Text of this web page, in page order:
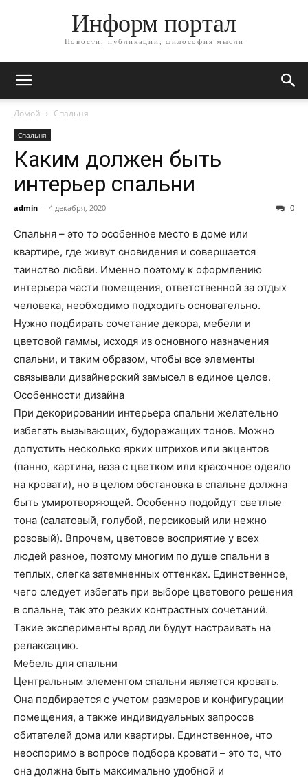
Информ портал
Новости, публикации, философия мысли
Домой Спальня
Спальня
Каким должен быть
интерьер спальни
admin - 4 декабря, 2020 0
Спальня – это то особенное место в доме или
квартире, где живут сновидения и совершается
таинство любви. Именно поэтому к оформлению
интерьера части помещения, ответственной за отдых
человека, необходимо подходить основательно.
Нужно подбирать сочетание декора, мебели и
цветовой гаммы, исходя из основного назначения
спальни, и таким образом, чтобы все элементы
связывали дизайнерский замысел в единое целое.
Особенности дизайна
При декорировании интерьера спальни желательно
избегать вызывающих, будоражащих тонов. Можно
допустить несколько ярких штрихов или акцентов
(панно, картина, ваза с цветком или красочное одеяло
на кровати), но в целом обстановка в спальне должна
быть умиротворяющей. Особенно подойдут светлые
тона (салатовый, голубой, персиковый или нежно
розовый). Впрочем, цветовое восприятие у всех
людей разное, поэтому многим по душе спальни в
теплых, слегка затемненных оттенках. Единственное,
чего следует избегать при выборе цветового решения
в спальне, так это резких контрастных сочетаний.
Такие эксперименты вряд ли будут настраивать на
релаксацию.
Мебель для спальни
Центральным элементом спальни является кровать.
Она подбирается с учетом размеров и конфигурации
помещения, а также индивидуальных запросов
обитателей дома или квартиры. Единственное, что
неоспоримо в вопросе подбора кровати – это то, что
она должна быть максимально удобной и